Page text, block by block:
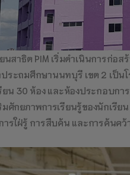
ยนสาธิต PIM เริ่มดำเนินการก่
ระถมศึกษานนทบุรี เขต 2 เป็นโ
ยน 30 ห้อง และห้องประกอบกา
มศักยภาพการเรียนรู้ของนักเรี
ารใฝ่รู้ การสืบค้น และการค้นคว้